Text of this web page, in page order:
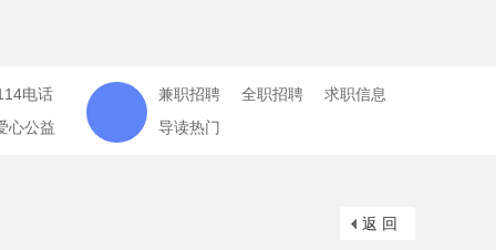
电话
心公益
兼职招聘 全职招聘
求职信息
导读热门
返 回